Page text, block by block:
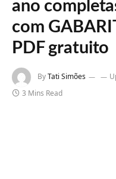
ano
com
PDF gratuito
ByTati Simões
3 Mins Read